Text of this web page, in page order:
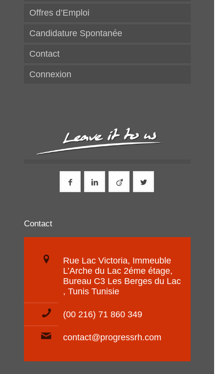
Offres d’Emploi
Candidature Spontanée
Contact
Connexion
Contact
Rue Lac Victoria, Immeuble
L’Arche du Lac 2éme étage,
Bureau C3 Les Berges du Lac
, Tunis Tunisie
(00 216) 71 860 349
contact@progressrh.com